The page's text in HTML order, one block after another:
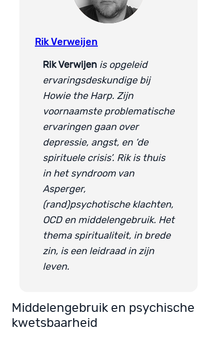
Rik Verweijen
Rik Verwijen is opgeleid
ervaringsdeskundige bij
Howie the Harp. Zijn
voornaamste problematische
ervaringen gaan over
depressie, angst, en ‘de
spirituele crisis’. Rik is thuis
in het syndroom van
Asperger,
(rand)psychotische klachten,
OCD en middelengebruik. Het
thema spiritualiteit, in brede
zin, is een leidraad in zijn
leven.
Middelengebruik en psychische
kwetsbaarheid